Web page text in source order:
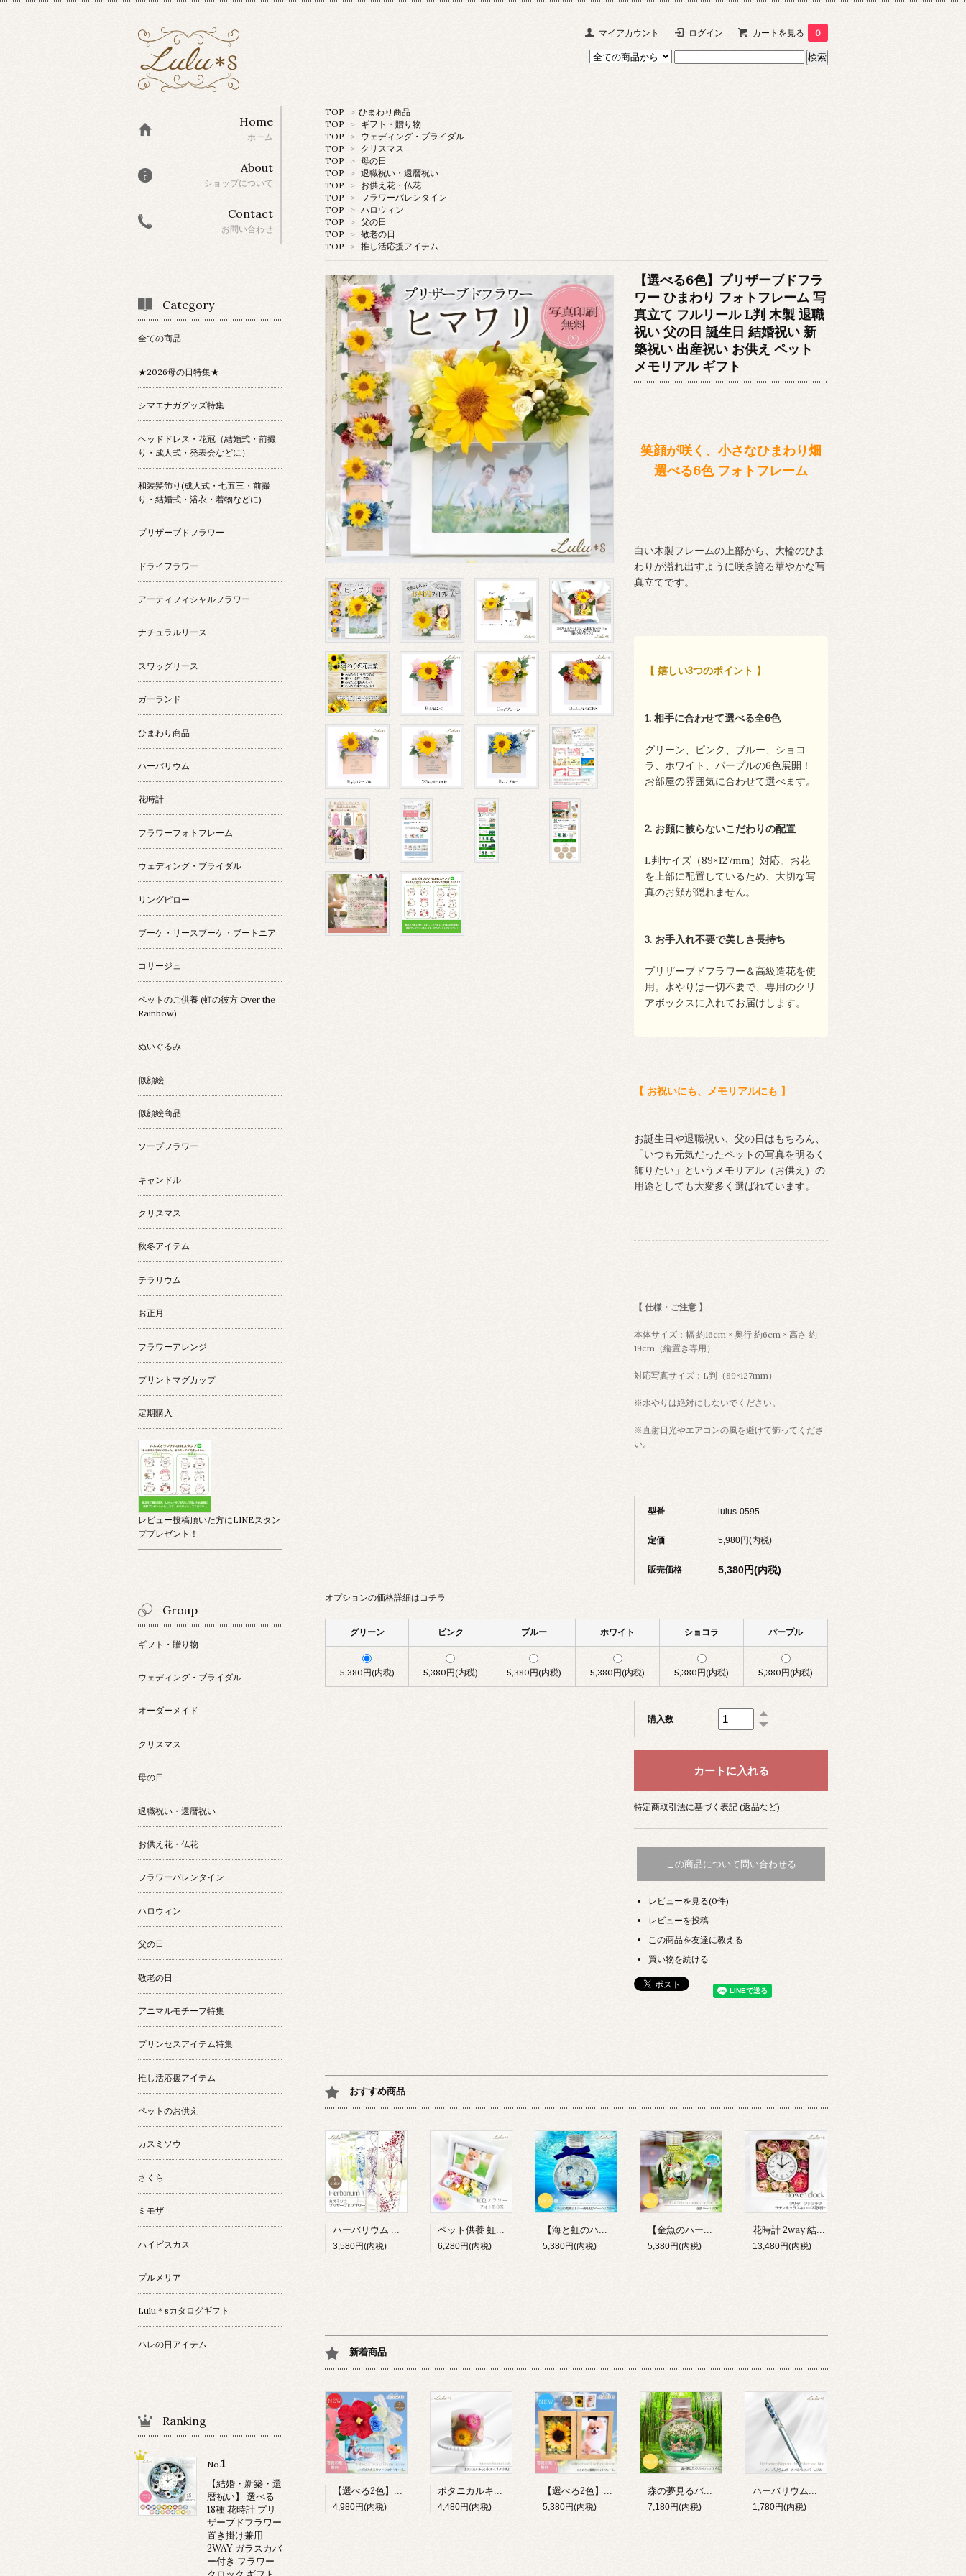
マイアカウント ログイン カートを見る 0
TOP > ひまわり商品
TOP
> ギフト・贈り物
TOP
> ウェディング・ブライダル
TOP
> クリスマス
TOP
> 母の日
TOP
> 退職祝い・還暦祝い
TOP
> お供え花・仏花
TOP
> フラワーバレンタイン
TOP
> ハロウィン
TOP
> 父の日
TOP
> 敬老の日
TOP
> 推し活応援アイテム
【選べる6色】プリザーブドフラ
ワー ひまわり フォトフレーム 写
真立て フルリール L判 木製 退職
祝い 父の日 誕生日 結婚祝い 新
築祝い 出産祝い お供え ペット
メモリアル ギフト
笑顔が咲く、小さなひまわり畑
選べる6色 フォトフレーム
白い木製フレームの上部から、大輪のひま
わりが溢れ出すように咲き誇る華やかな写
真立てです。
【 嬉しい3つのポイント 】
1. 相手に合わせて選べる全6色
グリーン、ピンク、ブルー、ショコ
ラ、ホワイト、パープルの6色展開！
お部屋の雰囲気に合わせて選べます。
2. お顔に被らないこだわりの配置
L判サイズ（89×127mm）対応。お花
を上部に配置しているため、大切な写
真のお顔が隠れません。
3. お手入れ不要で美しさ長持ち
プリザーブドフラワー＆高級造花を使
用。水やりは一切不要で、専用のクリ
アボックスに入れてお届けします。
【 お祝いにも、メモリアルにも 】
お誕生日や退職祝い、父の日はもちろん、
「いつも元気だったペットの写真を明るく
飾りたい」というメモリアル（お供え）の
用途としても大変多く選ばれています。
【 仕様・ご注意 】
本体サイズ：幅 約16cm × 奥行 約6cm × 高さ 約
19cm（縦置き専用）
対応写真サイズ：L判（89×127mm）
※水やりは絶対にしないでください。
※直射日光やエアコンの風を避けて飾ってくださ
い。
型番 lulus-0595
定価 5,980円(内税)
販売価格 5,380円(内税)
オプションの価格詳細はコチラ
グリーン ピンク ブルー ホワイト ショコラ パープル
5,380円(内税) 5,380円(内税) 5,380円(内税) 5,380円(内税) 5,380円(内税) 5,380円(内税)
購入数
特定商取引法に基づく表記 (返品など)
この商品について問い合わせる
レビューを見る(0件)
レビューを投稿
この商品を友達に教える
買い物を続ける
おすすめ商品
ハーバリウム カスミソウ 8色 プリザーブドフラワー 誕生日 母の日 退職祝い プレゼント ギフト Lulu＊s
3,580円(内税)
ペット供養 虹の彼方 フォトBOX プリザーブドフラワー 写真立て 虹色 お供え お悔やみ メモリアル Lulu＊s
6,280円(内税)
【海と虹のハーバリウム】イルカの楽園ボトル プリザーブドフラワー ドルフィン 海 マリン 癒し 貝殻 インテリア 雑貨 水族館 夏 ギフト プレゼント ルルズ Lulu＊s 0791
5,380円(内税)
【金魚のハーバリウム】小さな水族館 プリザーブドフラワー アクアリウム 夏 和風 涼しい インテリア 雑貨 ギフト 贈り物 ルルズ Lulu＊s 0803
5,380円(内税)
花時計 2way 結婚祝い 新築祝い 両親贈呈品 造花 掛け時計 置き時計 ラナンキュラス 薔薇 時計 フラワー ギフト プレゼント 女性 母親 誕生日 還暦祝い 母の日 開店 退職 引越し
13,480円(内税)
新着商品
【選べる2色】ハイビスカス 写真立て ハワイアン リゾート フォトフレーム プリザーブドフラワー 造花 木製 L判 ギフト Lulu＊s
4,980円(内税)
ボタニカルキャンドル ヘリクリサム 花 誕生日 母の日 癒し ギフト Lulu＊s プリザーブドフラワー
4,480円(内税)
【選べる2色】ひまわり フォトフレーム 写真立て メモリアル 退職祝い Lulu＊s 0857 0856
5,380円(内税)
森の夢見るバンビ ハーバリウム 完成品 ギフト ジオラマ テラリウム 小鹿 動物 プリザーブドフラワー 誕生日 母の日 敬老の日 退職祝い 女性 Lulu＊s 2904
7,180円(内税)
ハーバリウムボールペン 完成品 選べる2色 退職祝い 就職祝い 誕生日 ギフト プレゼント 女性 男性 プチギフト 花 筆記用具 送別 卒業祝い 母の日 父の日 敬老の日 お礼 Lulu＊s ルルズ
1,780円(内税)
Home
ホーム
About
ショップについて
Contact
お問い合わせ
Category
全ての商品
★2026母の日特集★
シマエナガグッズ特集
ヘッドドレス・花冠（結婚式・前撮
り・成人式・発表会などに）
和装髪飾り(成人式・七五三・前撮
り・結婚式・浴衣・着物などに)
プリザーブドフラワー
ドライフラワー
アーティフィシャルフラワー
ナチュラルリース
スワッグリース
ガーランド
ひまわり商品
ハーバリウム
花時計
フラワーフォトフレーム
ウェディング・ブライダル
リングピロー
ブーケ・リースブーケ・ブートニア
コサージュ
ペットのご供養 (虹の彼方 Over the
Rainbow)
ぬいぐるみ
似顔絵
似顔絵商品
ソープフラワー
キャンドル
クリスマス
秋冬アイテム
テラリウム
お正月
フラワーアレンジ
プリントマグカップ
定期購入
レビュー投稿頂いた方にLINEスタン
ププレゼント！
Group
ギフト・贈り物
ウェディング・ブライダル
オーダーメイド
クリスマス
母の日
退職祝い・還暦祝い
お供え花・仏花
フラワーバレンタイン
ハロウィン
父の日
敬老の日
アニマルモチーフ特集
プリンセスアイテム特集
推し活応援アイテム
ペットのお供え
カスミソウ
さくら
ミモザ
ハイビスカス
プルメリア
Lulu＊sカタログギフト
ハレの日アイテム
Ranking
No.1
【結婚・新築・還
暦祝い】 選べる
18種 花時計 プリ
ザーブドフラワー
置き掛け兼用
2WAY ガラスカバ
ー付き フラワー